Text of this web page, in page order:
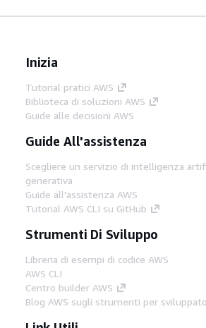
Inizia
Tutorial pratici AWS
Biblioteca di soluzioni AWS
Guide alle decisioni AWS
Guide All'assistenza
Scegliere un servizio di intelligenza
generativa
Guide all'assistenza AWS
Tutorial AWS CLI su GitHub
Strumenti Di Sviluppo
Libreria di esempi di codice AWS
AWS CLI
Centro builder AWS
Blog AWS sugli strumenti per